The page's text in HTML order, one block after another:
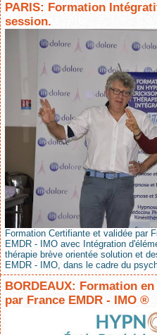
PARIS: Formation
session.
Formation Certifiante et validée par
EMDR - IMO avec Intégration
thérapie brève orientée solution et
EMDR - IMO, dans le cadre du
BORDEAUX: Formation
par France EMDR - IMO ®